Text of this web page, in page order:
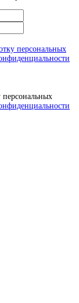
персональных
персональных